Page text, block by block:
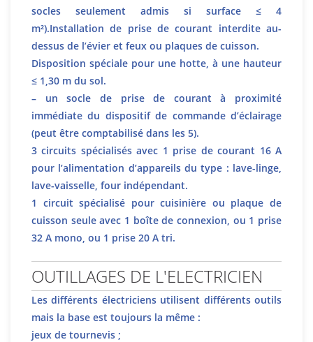
socles seulement admis si surface ≤ 4
m²).Installation de prise de courant interdite au-
dessus de l’évier et feux ou plaques de cuisson.
Disposition spéciale pour une hotte, à une hauteur
≤ 1,30 m du sol.
– un socle de prise de courant à proximité
immédiate du dispositif de commande d’éclairage
(peut être comptabilisé dans les 5).
3 circuits spécialisés avec 1 prise de courant 16 A
pour l’alimentation d’appareils du type : lave-linge,
lave-vaisselle, four indépendant.
1 circuit spécialisé pour cuisinière ou plaque de
cuisson seule avec 1 boîte de connexion, ou 1 prise
32 A mono, ou 1 prise 20 A tri.
OUTILLAGES DE L'ELECTRICIEN
Les différents électriciens utilisent différents outils
mais la base est toujours la même :
jeux de tournevis ;